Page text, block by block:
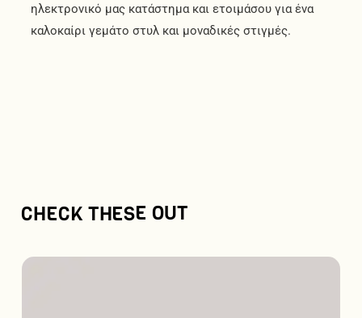
ηλεκτρονικό μας κατάστημα και ετοιμάσου για ένα
καλοκαίρι γεμάτο στυλ και μοναδικές στιγμές.
CHECK THESE OUT